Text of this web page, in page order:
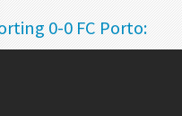
0-0 FC Porto: